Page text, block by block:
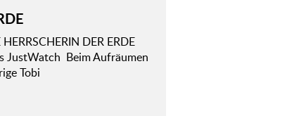
DER ERDE
JustWatch Beim Aufräumen
Tobi